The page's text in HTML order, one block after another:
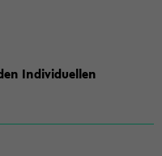
Individuellen